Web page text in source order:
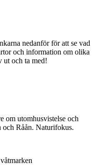
nedanför för att se vad
och information om olika
ut och ta med!
om utomhusvistelse och
Råån. Naturifokus.